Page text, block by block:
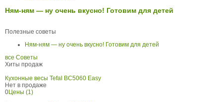
Ням-ням — ну очень вкусно! Готовим для детей
Полезные советы
Ням-ням — ну очень вкусно! Готовим для детей
все Советы
Хиты продаж
Кухонные весы Tefal BC5060 Easy
Нет в продаже
0Цены (1)